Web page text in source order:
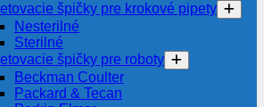
špičky pre krokové pipety
Nesterilné
Sterilné
špičky pre roboty
Beckman Coulter
Packard & Tecan